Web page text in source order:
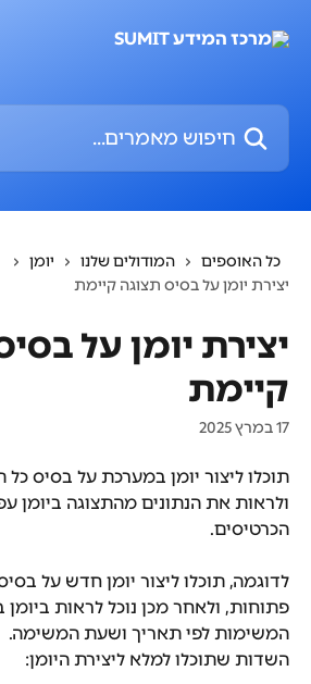
חיפוש מאמרים...
כל האוספים המודולים שלנו
יומן
יצירת יומן על בסיס תצוגה קיימת
יצירת יומן על
קיימת
17 במרץ 2025
תוכלו ליצור יומן במערכת על בסיס כל
ולראות את הנתונים מהתצוגה ביומן
הכרטיסים.
לדוגמה, תוכלו ליצור יומן חדש על
פתוחות, ולאחר מכן נוכל לראות
המשימות לפי תאריך ושעת המשימה.
השדות שתוכלו למלא ליצירת היומן: